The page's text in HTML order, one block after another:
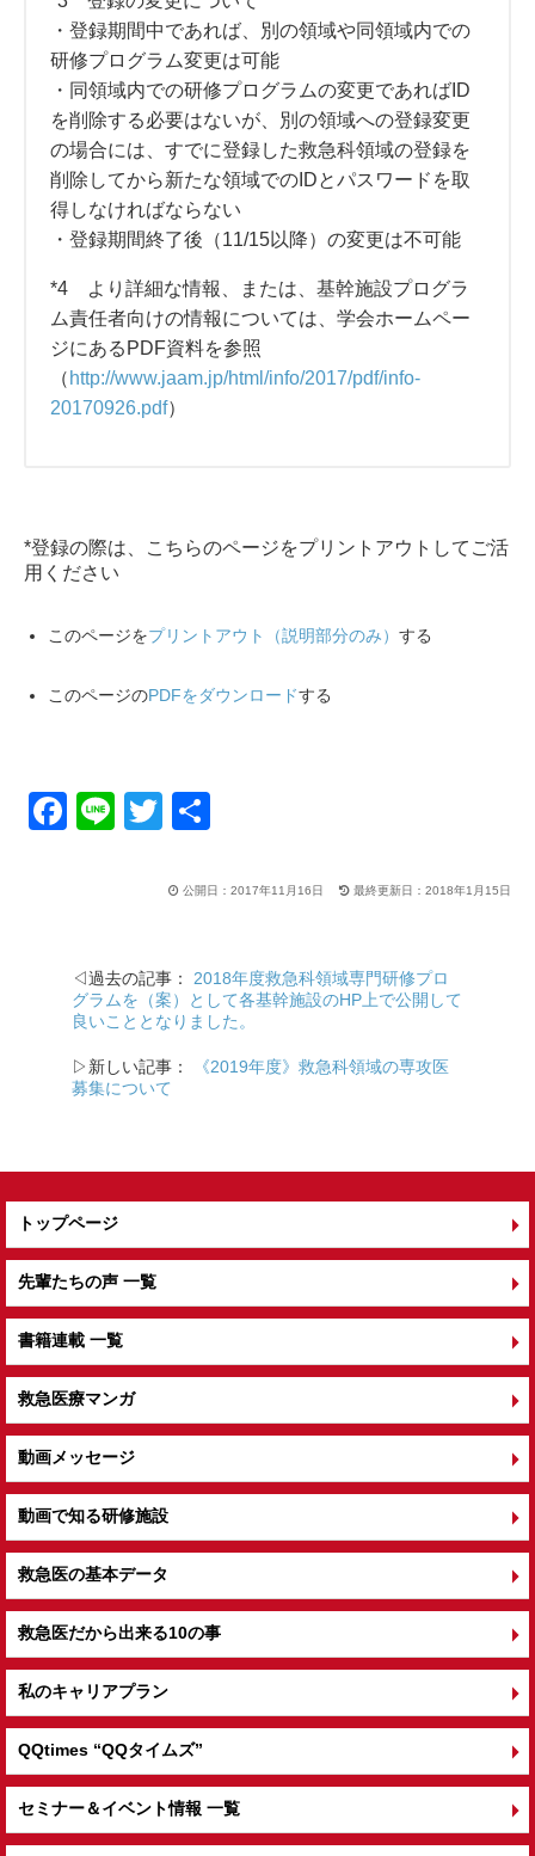
・登録期間中であれば、別の領域や同領域内での
研修プログラム変更は可能
・同領域内での研修プログラムの変更であればID
を削除する必要はないが、別の領域への登録変更
の場合には、すでに登録した救急科領域の登録を
削除してから新たな領域でのIDとパスワードを取
得しなければならない
・登録期間終了後（11/15以降）の変更は不可能
*4 より詳細な情報、または、基幹施設プログラ
ム責任者向けの情報については、学会ホームペー
ジにあるPDF資料を参照
（ http://www.jaam.jp/html/info/2017/pdf/info-
20170926.pdf）
*登録の際は、こちらのページをプリントアウトしてご活
用ください
このページをプリントアウト（説明部分のみ） する
このページのPDFをダウンロードする
F
b
o
o
k
Li
T
tt公開日：2017年11月16日 最終更新日：2018年1月15日
◁過去の記事： 2018年度救急科領域専門研修プロ
グラムを（案）として各基幹施設のHP上で公開して
良いこととなりました。
▷新しい記事：
《2019年度》救急科領域の専攻医
募集について
トップページ
先輩たちの声 一覧
書籍連載 一覧
救急医療マンガ
動画メッセージ
動画で知る研修施設
救急医の基本データ
救急医だから出来る10の事
私のキャリアプラン
QQtimes “QQタイムズ”
セミナー＆イベント情報 一覧